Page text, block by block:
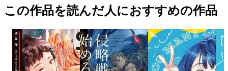
この作品を読んだ人におすすめの作品